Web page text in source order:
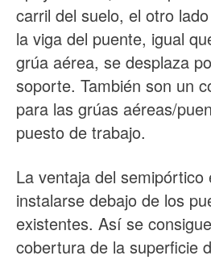
carril del suelo, el otro
la viga del puente, igual
grúa aérea, se desplaza
soporte. También son un
para las grúas aéreas/
puesto de trabajo.
La ventaja del semipórtico
instalarse debajo de los
existentes. Así se
cobertura de la superficie